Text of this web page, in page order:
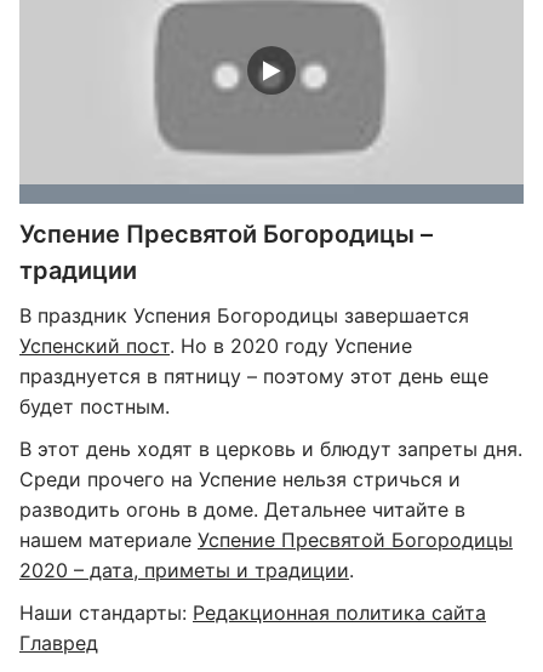
Успение Пресвятой Богородицы –
традиции
В праздник Успения Богородицы завершается
Успенский пост. Но в 2020 году Успение
празднуется в пятницу – поэтому этот день еще
будет постным.
В этот день ходят в церковь и блюдут запреты дня.
Среди прочего на Успение нельзя стричься и
разводить огонь в доме. Детальнее читайте в
нашем материале Успение Пресвятой Богородицы
2020 – дата, приметы и традиции.
Наши стандарты: Редакционная политика сайта
Главред